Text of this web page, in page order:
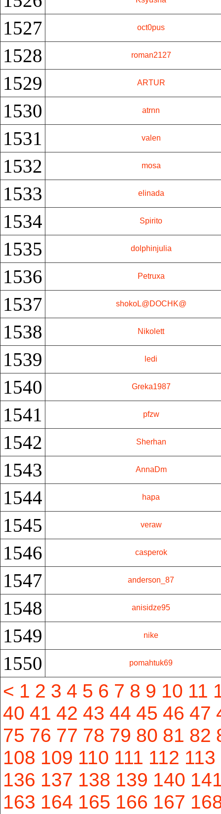
1527 oct0pus
1528 roman2127
1529 ARTUR
1530 atrnn
1531 valen
1532 mosa
1533 elinada
1534 Spirito
1535 dolphinjulia
1536 Petruxa
1537 shokoL@DOCHK@
1538 Nikolett
1539 ledi
1540 Greka1987
1541 pfzw
1542 Sherhan
1543 AnnaDm
1544 hapa
1545 veraw
1546 casperok
1547 anderson_87
1548 anisidze95
1549 nike
1550 pomahtuk69
< 1 2 3 4 5 6 7 8 9 10 11
40 41 42 43 44 45 46 47
75 76 77 78 79 80 81 82
108 109 110 111 112 113
136 137 138 139 140
163 164 165 166 167